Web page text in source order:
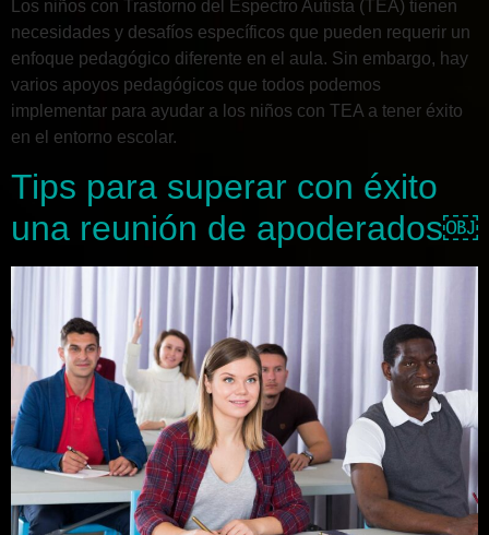
Los niños con Trastorno del Espectro Autista (TEA) tienen
necesidades y desafíos específicos que pueden requerir un
enfoque pedagógico diferente en el aula. Sin embargo, hay
varios apoyos pedagógicos que todos podemos
implementar para ayudar a los niños con TEA a tener éxito
en el entorno escolar.
Tips para superar con éxito
una reunión de apoderados￼